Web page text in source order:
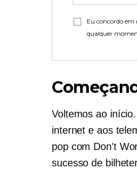
Eu concordo em
qualquer
Voltemos ao
internet e aos
pop com Don't
sucesso de